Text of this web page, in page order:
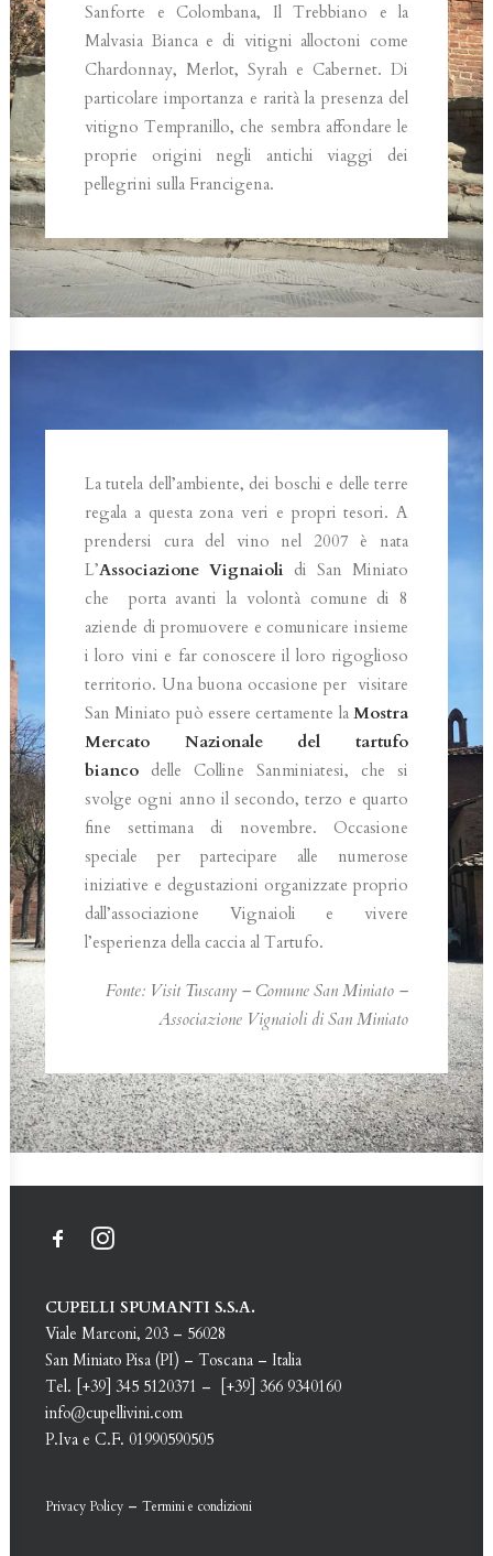
Sanforte e Colombana, Il Trebbiano e la
Malvasia Bianca e di vitigni alloctoni come
Chardonnay, Merlot, Syrah e Cabernet. Di
particolare importanza e rarità la presenza del
vitigno Tempranillo, che sembra affondare le
proprie origini negli antichi viaggi dei
pellegrini sulla Francigena.
La tutela dell’ambiente, dei boschi e delle terre
regala a questa zona veri e propri tesori. A
prendersi cura del vino nel 2007 è nata
L’Associazione Vignaioli di San Miniato
che porta avanti la volontà comune di 8
aziende di promuovere e comunicare insieme
i loro vini e far conoscere il loro rigoglioso
territorio. Una buona occasione per visitare
San Miniato può essere certamente la Mostra
Mercato Nazionale del tartufo
bianco delle Colline Sanminiatesi, che si
svolge ogni anno il secondo, terzo e quarto
fine settimana di novembre. Occasione
speciale per partecipare alle numerose
iniziative e degustazioni organizzate proprio
dall’associazione Vignaioli e vivere
l’esperienza della caccia al Tartufo.
Fonte: Visit Tuscany – Comune San Miniato –
Associazione Vignaioli di San Miniato
CUPELLI SPUMANTI S.S.A.
Viale Marconi, 203 – 56028
San Miniato Pisa (PI) – Toscana – Italia
Tel. [+39] 345 5120371 – [+39] 366 9340160
info@cupellivini.com
P.Iva e C.F. 01990590505
Privacy Policy – Termini e condizioni